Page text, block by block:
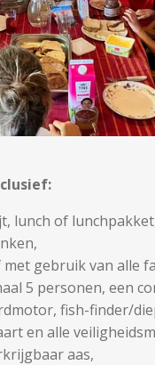
lunch of
gebruik van alle
5 personen, een
fish-finder/
en alle
aas,